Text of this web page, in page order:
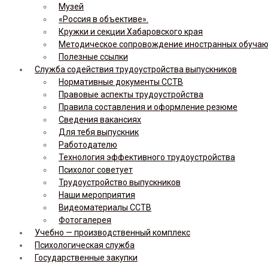
Музей
«Россия в объективе».
Кружки и секции Хабаровского края
Методическое сопровождение иностранных
Полезные ссылки
Служба содействия трудоустройства выпускников
Нормативные документы ССТВ
Правовые аспекты трудоустройства
Правила составления и оформление резюме
Сведения вакансиях
Для тебя выпускник
Работодателю
Технология эффективного трудоустройства
Психолог советует
Трудоустройство выпускников
Наши мероприятия
Видеоматериалы ССТВ
Фотогалерея
Учебно — производственный комплекс
Психологическая служба
Государственные закупки